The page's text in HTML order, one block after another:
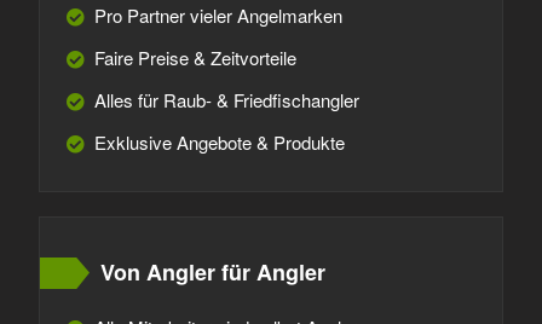
Pro Partner vieler Angelmarken
Faire Preise & Zeitvorteile
Alles für Raub- & Friedfischangler
Exklusive Angebote & Produkte
Von Angler für Angler